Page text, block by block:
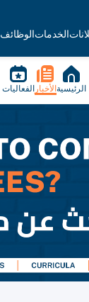
الخدماتالوظائف
الرئيسية الأخبار الفعاليات